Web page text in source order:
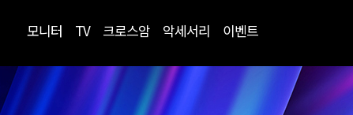
모니터 TV 크로스암 악세서리 이벤트